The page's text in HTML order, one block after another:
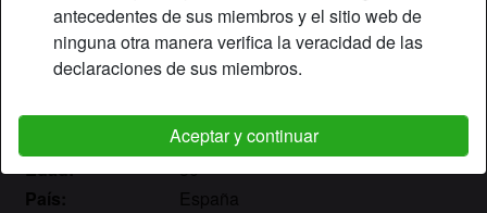
antecedentes de sus miembros y el sitio web de
ninguna otra manera verifica la veracidad de las
declaraciones de sus miembros.
Aceptar y continuar
Andrea
Edad:
30
País:
España